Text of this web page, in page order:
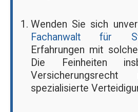
Wenden Sie sich
Fachanwalt für
Erfahrungen mit
Die Feinheiten
spezialisierte